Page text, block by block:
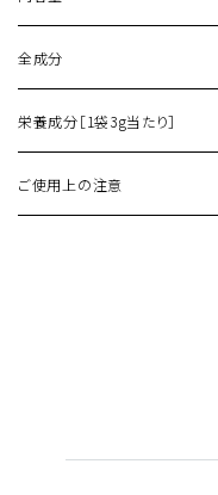
全成分
栄養成分［1袋3g当たり］
ご使用上の注意